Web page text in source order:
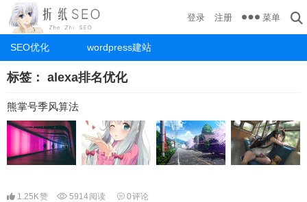
SEO优化 wordpress建站
登录 注册 菜单
标签： alexa排名优化
熊掌号季风算法
1.25K赞 5914阅读 0评论